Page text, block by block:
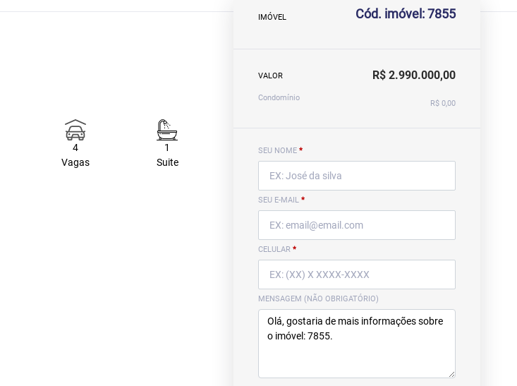
4
Vagas
1
Suite
IMÓVEL Cód. imóvel: 7855
VALOR R$ 2.990.000,00
Condomínio
R$ 0,00
SEU NOME *
SEU E-MAIL *
CELULAR *
MENSAGEM (NÃO OBRIGATÓRIO)